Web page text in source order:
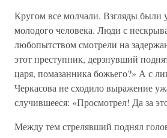
Кругом все молчали. Взгляды были
молодого человека. Люди с
любопытством смотрели на
этот преступник, дерзнувший
царя, помазанника божьего?» А с
Черкасова не сходило выражение
случившееся: «Просмотрел! Да за
Между тем стрелявший поднял